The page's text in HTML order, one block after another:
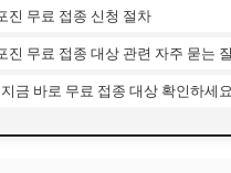
진 무료 접종 신청 절차
진 무료 접종 대상 관련 자주 묻는
금 바로 무료 접종 대상 확인하세요